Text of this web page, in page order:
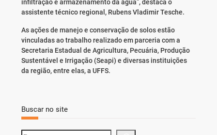
infiltração e armazenamento da água”, destaca o
assistente técnico regional, Rubens Vladimir Tesche.
As ações de manejo e conservação de solos estão
vinculadas ao trabalho realizado em parceria com a
Secretaria Estadual de Agricultura, Pecuária, Produção
Sustentável e Irrigação (Seapi) e diversas instituições
da região, entre elas, a UFFS.
Buscar no site